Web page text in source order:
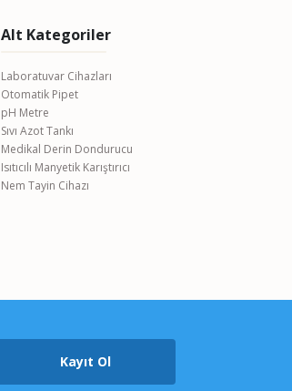
Alt Kategoriler
Laboratuvar Cihazları
Otomatik Pipet
pH Metre
Sıvı Azot Tankı
Medikal Derin Dondurucu
Isıtıcılı Manyetik Karıştırıcı
Nem Tayin Cihazı
Kayıt Ol